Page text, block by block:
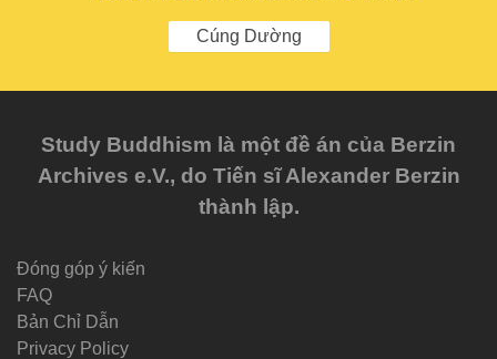
Cúng Dường
Study Buddhism là một đề án của Berzin
Archives e.V., do Tiến sĩ Alexander Berzin
thành lập.
Đóng góp ý kiến
FAQ
Bản Chỉ Dẫn
Privacy Policy